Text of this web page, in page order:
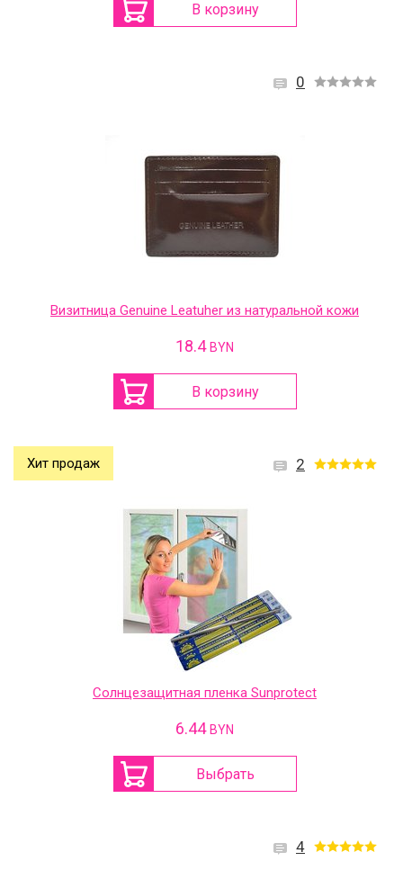
В корзину
0
Визитница Genuine Leatuher из натуральной кожи
18.4 BYN
В корзину
2
Хит продаж
Солнцезащитная пленка Sunprotect
6.44 BYN
Выбрать
4